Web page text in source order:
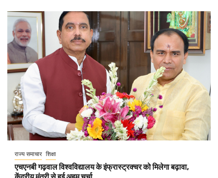
राज्य समाचार शिक्षा
एचएनबी गढ़वाल विश्वविद्यालय के इंफ्रास्ट्रक्चर को मिलेगा बढ़ावा,